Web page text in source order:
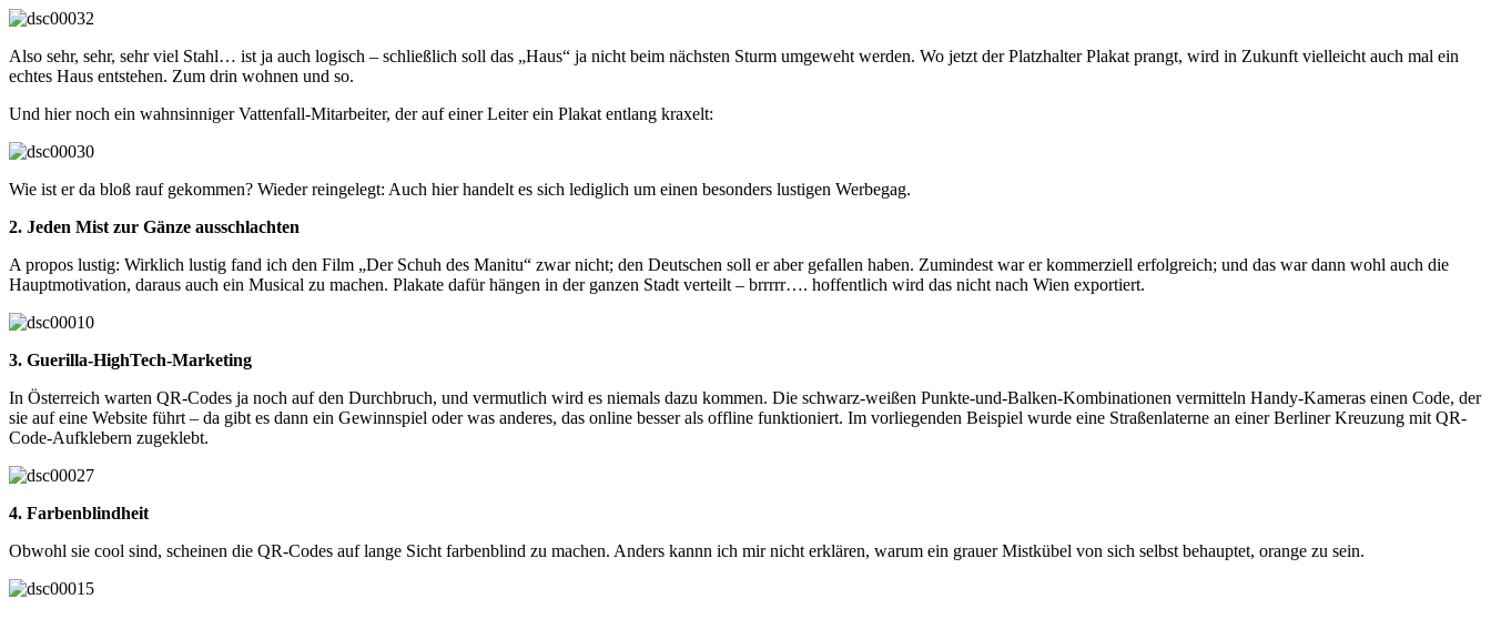
Also sehr, sehr, sehr viel Stahl… ist ja auch logisch – schließlich soll das „Haus“ ja nicht beim nächsten Sturm umgeweht werden. Wo jetzt der Platzhalter Plakat prangt, wird in Zukunft vielleicht auch mal ein
echtes Haus entstehen. Zum drin wohnen und so.
Und hier noch ein wahnsinniger Vattenfall-Mitarbeiter, der auf einer Leiter ein Plakat entlang kraxelt:
Wie ist er da bloß rauf gekommen? Wieder reingelegt: Auch hier handelt es sich lediglich um einen besonders lustigen Werbegag.
2. Jeden Mist zur Gänze ausschlachten
A propos lustig: Wirklich lustig fand ich den Film „Der Schuh des Manitu“ zwar nicht; den Deutschen soll er aber gefallen haben. Zumindest war er kommerziell erfolgreich; und das war dann wohl auch die
Hauptmotivation, daraus auch ein Musical zu machen. Plakate dafür hängen in der ganzen Stadt verteilt – brrrrr…. hoffentlich wird das nicht nach Wien exportiert.
3. Guerilla-HighTech-Marketing
In Österreich warten QR-Codes ja noch auf den Durchbruch, und vermutlich wird es niemals dazu kommen. Die schwarz-weißen Punkte-und-Balken-Kombinationen vermitteln Handy-Kameras einen Code, der
sie auf eine Website führt – da gibt es dann ein Gewinnspiel oder was anderes, das online besser als offline funktioniert. Im vorliegenden Beispiel wurde eine Straßenlaterne an einer Berliner Kreuzung mit QR-
Code-Aufklebern zugeklebt.
4. Farbenblindheit
Obwohl sie cool sind, scheinen die QR-Codes auf lange Sicht farbenblind zu machen. Anders kannn ich mir nicht erklären, warum ein grauer Mistkübel von sich selbst behauptet, orange zu sein.